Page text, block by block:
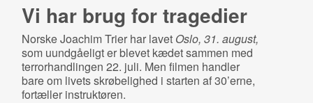
Vi har brug for tragedier
Norske Joachim Trier har lavet Oslo, 31. august,
som uundgåeligt er blevet kædet sammen med
terrorhandlingen 22. juli. Men filmen handler
bare om livets skrøbelighed i starten af 30’erne,
fortæller instruktøren.